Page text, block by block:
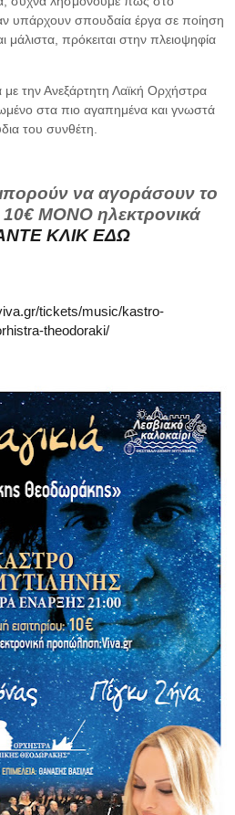
υπάρχουν σπουδαία έργα σε ποίηση
μάλιστα, πρόκειται στην πλειοψηφία
με την Ανεξάρτητη Λαϊκή Ορχήστρα
στα πιο αγαπημένα και γνωστά
του συνθέτη.
να αγοράσουν το
10€ ΜΟΝΟ ηλεκτρονικά
ΚΛΙΚ ΕΔΩ
tickets/music/kastro-
theodoraki/